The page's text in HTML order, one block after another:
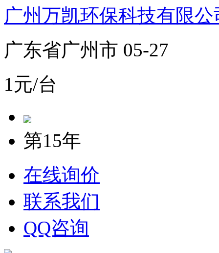
广州万凯环保科技有限公
广东省广州市 05-27
1元/台
第15年
在线询价
联系我们
QQ咨询